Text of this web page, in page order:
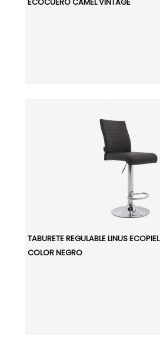
TABURETE REGULABLE LINUS ECOPIEL
COLOR NEGRO